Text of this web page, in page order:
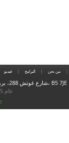
من نحن البرامج فيديو
شارع غوتش 288، برمنغهام، المملكة المتحدة، B5 7JE
@ عام 2015، مركز الجواد، جميع الحقوق محفوظة